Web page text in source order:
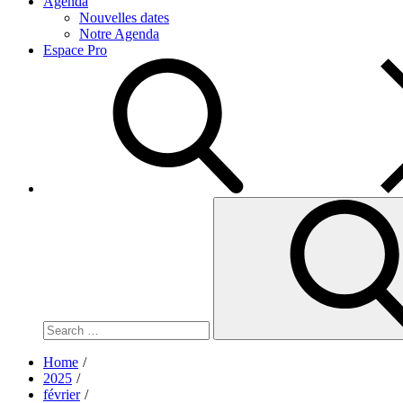
Nouvelles dates
Notre Agenda
Espace Pro
Home
2025
février